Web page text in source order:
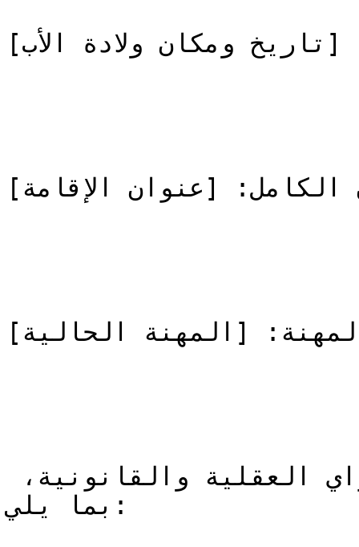
ومكان ولادة الأب]
الكامل: [عنوان الإقامة]
[المهنة الحالية]
بما يلي: